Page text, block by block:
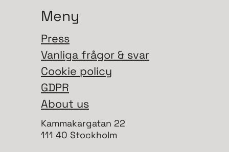
Meny
Press
Vanliga frågor & svar
Cookie policy
GDPR
About us
Kammakargatan 22
111 40 Stockholm